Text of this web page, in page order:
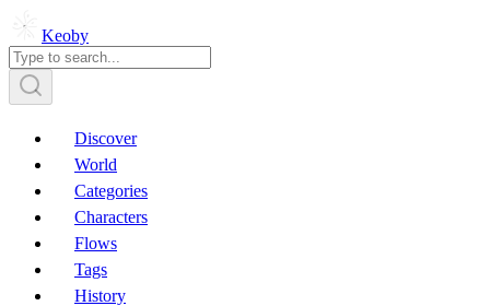
Keoby
Discover
World
Categories
Characters
Flows
Tags
History